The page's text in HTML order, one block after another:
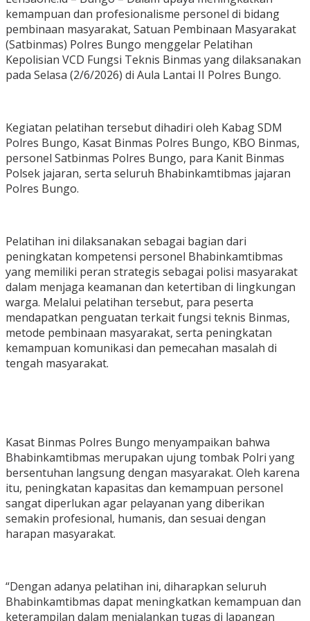
kemampuan dan profesionalisme personel di bidang
pembinaan masyarakat, Satuan Pembinaan Masyarakat
(Satbinmas) Polres Bungo menggelar Pelatihan
Kepolisian VCD Fungsi Teknis Binmas yang dilaksanakan
pada Selasa (2/6/2026) di Aula Lantai II Polres Bungo.
Kegiatan pelatihan tersebut dihadiri oleh Kabag SDM
Polres Bungo, Kasat Binmas Polres Bungo, KBO Binmas,
personel Satbinmas Polres Bungo, para Kanit Binmas
Polsek jajaran, serta seluruh Bhabinkamtibmas jajaran
Polres Bungo.
Pelatihan ini dilaksanakan sebagai bagian dari
peningkatan kompetensi personel Bhabinkamtibmas
yang memiliki peran strategis sebagai polisi masyarakat
dalam menjaga keamanan dan ketertiban di lingkungan
warga. Melalui pelatihan tersebut, para peserta
mendapatkan penguatan terkait fungsi teknis Binmas,
metode pembinaan masyarakat, serta peningkatan
kemampuan komunikasi dan pemecahan masalah di
tengah masyarakat.
Kasat Binmas Polres Bungo menyampaikan bahwa
Bhabinkamtibmas merupakan ujung tombak Polri yang
bersentuhan langsung dengan masyarakat. Oleh karena
itu, peningkatan kapasitas dan kemampuan personel
sangat diperlukan agar pelayanan yang diberikan
semakin profesional, humanis, dan sesuai dengan
harapan masyarakat.
“Dengan adanya pelatihan ini, diharapkan seluruh
Bhabinkamtibmas dapat meningkatkan kemampuan dan
keterampilan dalam menjalankan tugas di lapangan